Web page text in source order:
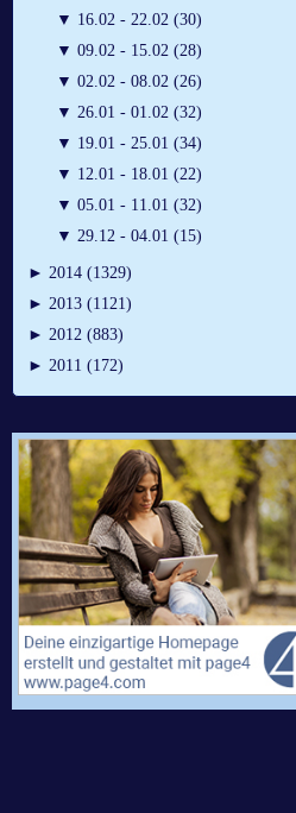
▼ 16.02 - 22.02 (30)
▼ 09.02 - 15.02 (28)
▼ 02.02 - 08.02 (26)
▼ 26.01 - 01.02 (32)
▼ 19.01 - 25.01 (34)
▼ 12.01 - 18.01 (22)
▼ 05.01 - 11.01 (32)
▼ 29.12 - 04.01 (15)
► 2014 (1329)
► 2013 (1121)
► 2012 (883)
► 2011 (172)